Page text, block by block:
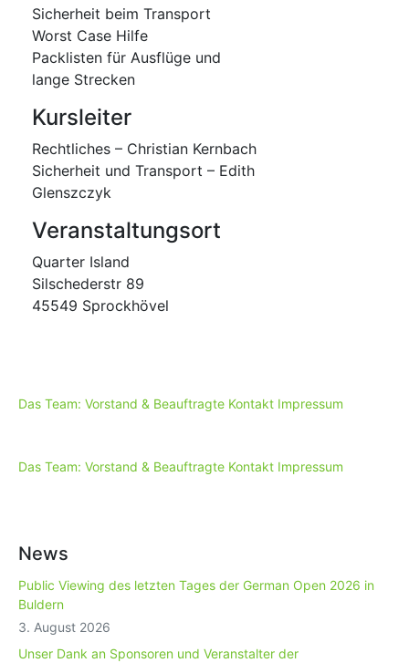
Sicherheit beim Transport
Worst Case Hilfe
Packlisten für Ausflüge und
lange Strecken
Kursleiter
Rechtliches – Christian Kernbach
Sicherheit und Transport – Edith
Glenszczyk
Veranstaltungsort
Quarter Island
Silschederstr 89
45549 Sprockhövel
Das Team: Vorstand & Beauftragte Kontakt Impressum
Das Team: Vorstand & Beauftragte Kontakt Impressum
News
Public Viewing des letzten Tages der German Open 2026 in
Buldern
3. August 2026
Unser Dank an Sponsoren und Veranstalter der